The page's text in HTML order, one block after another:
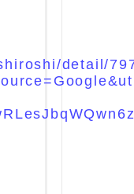
detail/